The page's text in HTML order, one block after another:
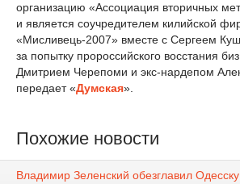
организацию «Ассоциация вторичных
и является соучредителем килийской
«Мисливець-2007» вместе с Сергеем
за попытку пророссийского восстания
Дмитрием Черепоми и экс-нардепом
передает «Думская».
Похожие новости
Владимир Зеленский обезглавил